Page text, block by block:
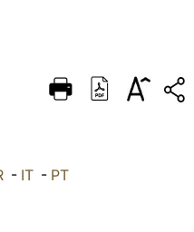
DEUTSCH
- IT- PT